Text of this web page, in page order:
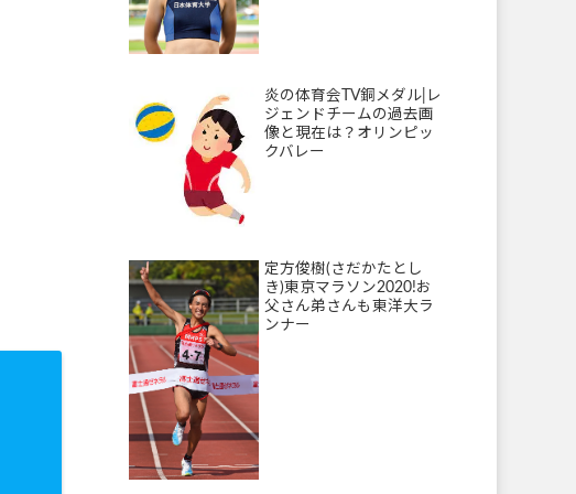
炎の体育会TV銅メダル|レ
ジェンドチームの過去画
像と現在は？オリンピッ
クバレー
定方俊樹(さだかたとし
き)東京マラソン2020!お
父さん弟さんも東洋大ラ
ンナー